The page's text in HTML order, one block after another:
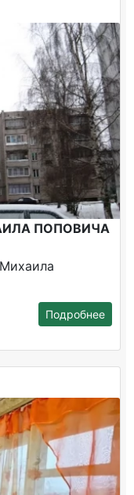
ПОПОВИЧА
Подробнее